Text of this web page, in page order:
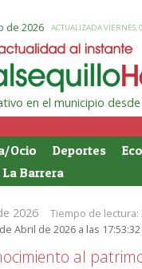
de 2026 ACTUALIZADA VIERNES,
en el municipio
Ocio Deportes
La Barrera
2026 Tiempo de lectura:
Abril de 2026 a las
al